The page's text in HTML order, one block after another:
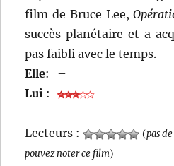
film de Bruce Lee,
succès planétaire et a
pas faibli avec le temps.
Elle:
–
Lui :
Lecteurs : (pas
pouvez noter ce film)